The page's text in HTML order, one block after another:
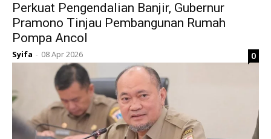
Perkuat Pengendalian Banjir, Gubernur
Pramono Tinjau Pembangunan Rumah
Pompa Ancol
Syifa - 08 Apr 2026 0